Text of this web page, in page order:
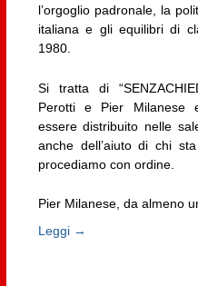
l’orgoglio padronale, la
italiana e gli equilibri di
1980.
Si tratta di
Perotti e Pier Milanese
essere distribuito nelle
anche dell’aiuto di chi
procediamo con ordine.
Pier Milanese, da almeno
Leggi →